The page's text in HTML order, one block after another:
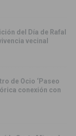
del Día de Rafal
vecinal
de Ocio ‘Paseo
conexión con